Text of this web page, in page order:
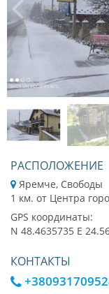
РАСПОЛОЖЕНИЕ
Яремче, Свободы
1 км. от Центра
GPS координаты:
N 48.4635735 E
КОНТАКТЫ